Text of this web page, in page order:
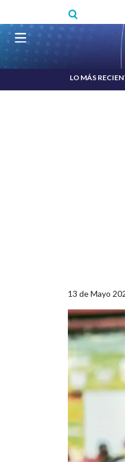
MÍNIMO NO DESTRUYÓ
LO MÁS
13 de Mayo